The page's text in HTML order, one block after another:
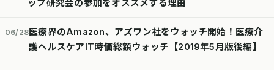
ップ研究会の参加をオススメする理由
06/28医療界のAmazon、アズワン社をウォッチ開始！医療介
護ヘルスケアIT時価総額ウォッチ【2019年5月版後編】